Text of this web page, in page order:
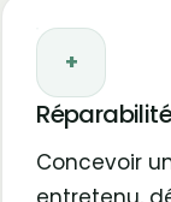
+
Concevoir